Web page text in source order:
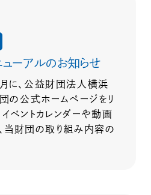
ューアルのお知らせ
に、公益財団法人横浜
公式ホームページをリ
イベントカレンダーや動画
当財団の取り組み内容の